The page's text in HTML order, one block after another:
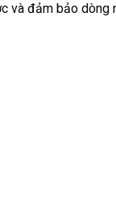
và đảm bảo dòng